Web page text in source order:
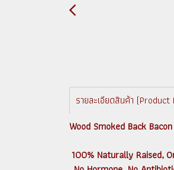
รายละเอียดสินค้า
Wood Smoked Back Bacon
100% Naturally Raised,